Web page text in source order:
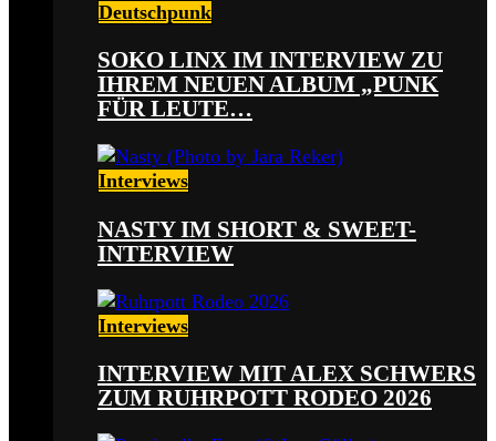
Deutschpunk
SOKO LINX IM INTERVIEW ZU
IHREM NEUEN ALBUM „PUNK
FÜR LEUTE…
Interviews
NASTY IM SHORT & SWEET-
INTERVIEW
Interviews
INTERVIEW MIT ALEX SCHWERS
ZUM RUHRPOTT RODEO 2026